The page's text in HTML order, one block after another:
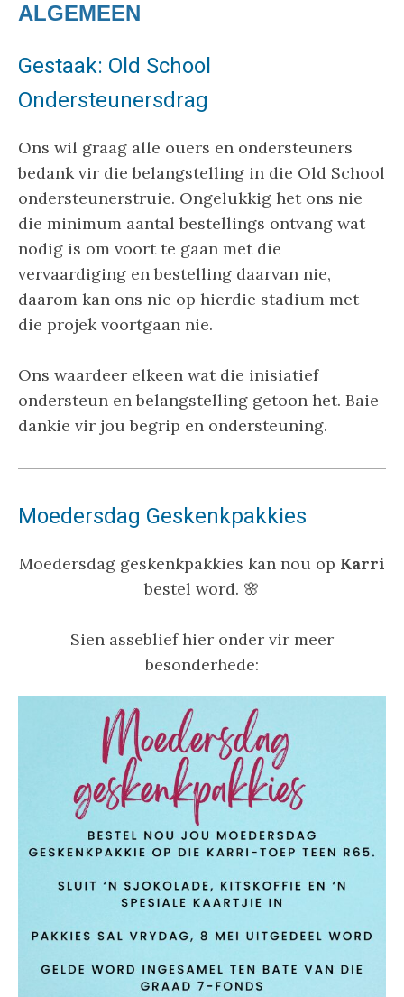
ALGEMEEN
Gestaak: Old School
Ondersteunersdrag
Ons wil graag alle ouers en ondersteuners
bedank vir die belangstelling in die Old School
ondersteunerstruie. Ongelukkig het ons nie
die minimum aantal bestellings ontvang wat
nodig is om voort te gaan met die
vervaardiging en bestelling daarvan nie,
daarom kan ons nie op hierdie stadium met
die projek voortgaan nie.
Ons waardeer elkeen wat die inisiatief
ondersteun en belangstelling getoon het. Baie
dankie vir jou begrip en ondersteuning.
Moedersdag Geskenkpakkies
Moedersdag geskenkpakkies kan nou op Karri
bestel word. 🌸
Sien asseblief hier onder vir meer
besonderhede: